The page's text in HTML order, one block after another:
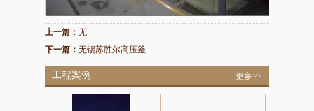
上一篇： 无
下一篇： 无锡苏胜尔高压釜
工程案例 更多>>